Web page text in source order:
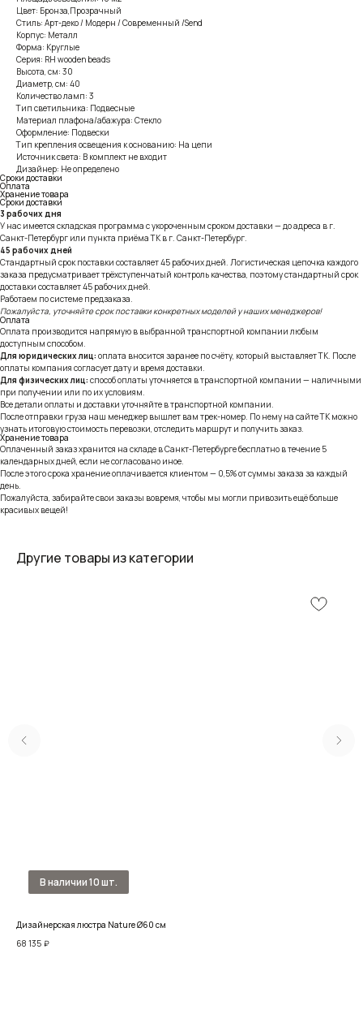
Цвет: Бронза,Прозрачный
Стиль: Арт-деко / Модерн / Современный /Send
Корпус: Металл
Форма: Круглые
Серия: RH wooden beads
Высота, см: 30
Диаметр, см: 40
Количество ламп: 3
Тип светильника: Подвесные
Материал плафона/абажура: Стекло
Оформление: Подвески
Тип крепления освещения к основанию: На цепи
Источник света: В комплект не входит
Дизайнер: Не определено
Сроки доставки
Оплата
Хранение товара
Сроки доставки
3 рабочих дня
У нас имеется складская программа с укороченным сроком доставки — до адреса в г.
Санкт-Петербург или пункта приёма ТК в г. Санкт-Петербург.
45 рабочих дней
Стандартный срок поставки составляет 45 рабочих дней. Логистическая цепочка каждого
заказа предусматривает трёхступенчатый контроль качества, поэтому стандартный срок
доставки составляет 45 рабочих дней.
Работаем по системе предзаказа.
Пожалуйста, уточняйте срок поставки конкретных моделей у наших менеджеров!
Оплата
Оплата производится напрямую в выбранной транспортной компании любым
доступным способом.
Для юридических лиц: оплата вносится заранее по счёту, который выставляет ТК. После
оплаты компания согласует дату и время доставки.
Для физических лиц: способ оплаты уточняется в транспортной компании — наличными
при получении или по их условиям.
Все детали оплаты и доставки уточняйте в транспортной компании.
После отправки груза наш менеджер вышлет вам трек-номер. По нему на сайте ТК можно
узнать итоговую стоимость перевозки, отследить маршрут и получить заказ.
Хранение товара
Оплаченный заказ хранится на складе в Санкт-Петербурге бесплатно в течение 5
календарных дней, если не согласовано иное.
После этого срока хранение оплачивается клиентом — 0,5% от суммы заказа за каждый
день.
Пожалуйста, забирайте свои заказы вовремя, чтобы мы могли привозить ещё больше
красивых вещей!
Другие товары из категории
Дизайнерская люстра Nature Ø60 см
68 135 ₽